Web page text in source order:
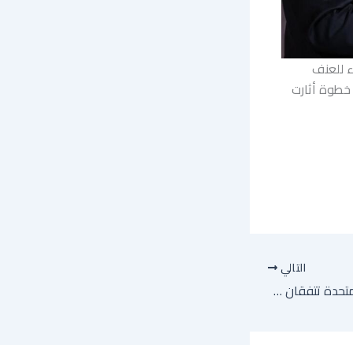
للعنف
خطوة أثارت
التالي
مباشر: إيران والولايات المتحدة تتفقان على إطار لصفقة وقف إطلاق النار بانتظار موافقة ترامب